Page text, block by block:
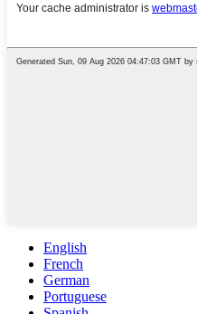
English
French
German
Portuguese